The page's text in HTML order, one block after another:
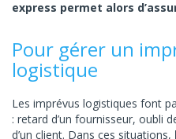
express permet alors
Pour gérer un
logistique
Les imprévus logistiques font
: retard d’un fournisseur, oubli
d’un client. Dans ces situations,